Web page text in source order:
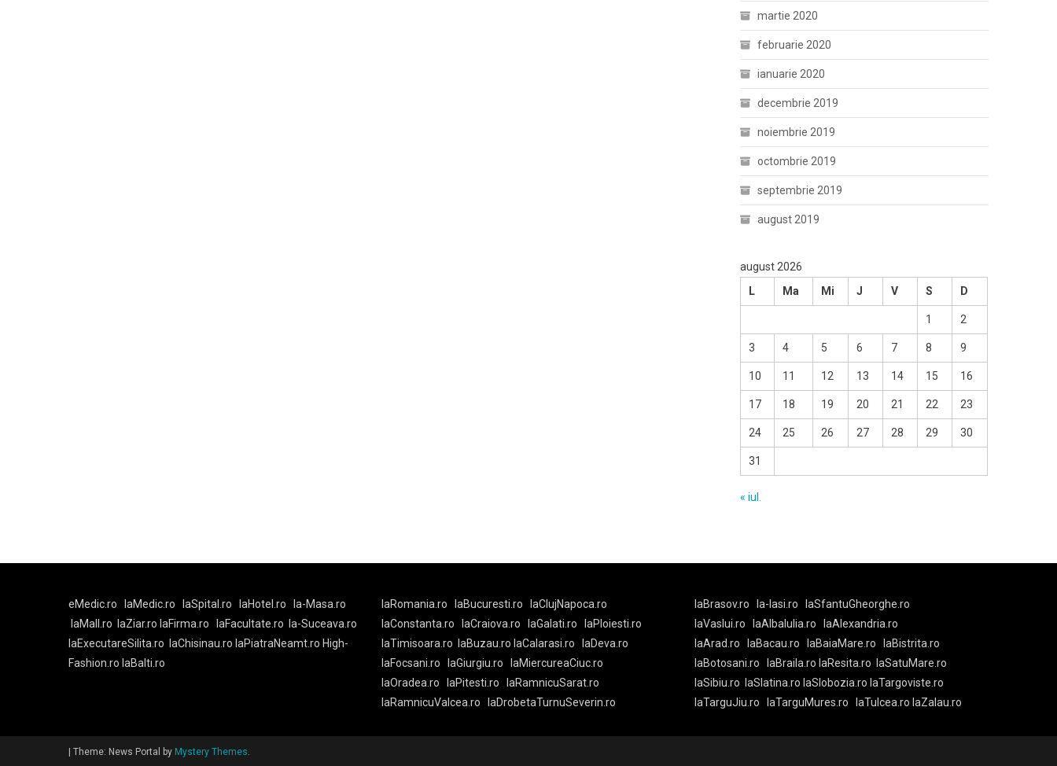
martie 2020
februarie 2020
ianuarie 2020
decembrie 2019
noiembrie 2019
octombrie 2019
septembrie 2019
august 2019
august 2026
L
Ma Mi J V S D
1 2
3 4 5 6 7 8 9
10 11 12 13 14 15 16
17 18 19 20 21 22 23
24 25 26 27 28 29 30
31
« iul.
eMedic.ro laMedic.ro laSpital.ro laHotel.ro
la-Masa.ro
laMall.ro
laZiar.ro laFirma.ro laFacultate.ro
la-Suceava.ro
laExecutareSilita.ro
laChisinau.ro laPiatraNeamt.ro High-
Fashion.ro laBalti.ro
laRomania.ro laBucuresti.ro
laClujNapoca.ro
laConstanta.ro
laCraiova.ro laGalati.ro
laPloiesti.ro
laTimisoara.ro
laBuzau.ro laCalarasi.ro
laDeva.ro
laFocsani.ro
laGiurgiu.ro
laMiercureaCiuc.ro
laOradea.ro
laPitesti.ro
laRamnicuSarat.ro
laRamnicuValcea.ro
laDrobetaTurnuSeverin.ro
laBrasov.ro la-Iasi.ro
laSfantuGheorghe.ro
laVaslui.ro
laAlbaIulia.ro
laAlexandria.ro
laArad.ro
laBacau.ro laBaiaMare.ro
laBistrita.ro
laBotosani.ro
laBraila.ro laResita.ro
laSatuMare.ro
laSibiu.ro
laSlatina.ro laSlobozia.ro laTargoviste.ro
laTarguJiu.ro
laTarguMures.ro laTulcea.ro laZalau.ro
Theme: News Portal by Mystery Themes.